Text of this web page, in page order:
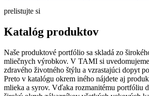
prelistujte si
Katalóg produktov
Naše produktové portfólio sa skladá zo
mliečnych výrobkov. V TAMI si uvedomujeme
zdravého životného štýlu a vzrastajúci dopyt
Preto v katalógu okrem iného nájdete aj
mlieka a syrov. Vďaka rozmanitému portfóliu